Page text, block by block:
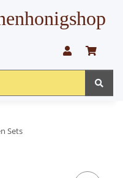
Sets